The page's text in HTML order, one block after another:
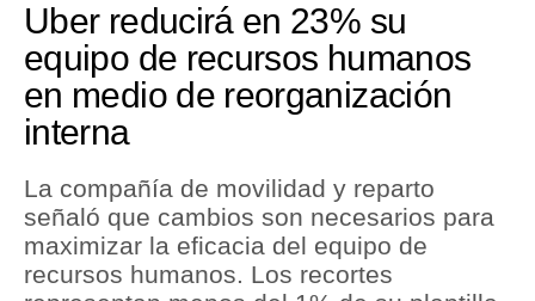
Economía
Mercados
Perú
Política
Tu Dinero
Finanzas Personales
Uber reducirá en 23% su
equipo de recursos humanos
en medio de reorganización
interna
La compañía de movilidad y reparto
señaló que cambios son necesarios para
maximizar la eficacia del equipo de
recursos humanos. Los recortes